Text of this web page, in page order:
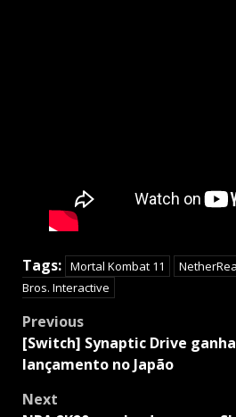
Tags: Mortal Kombat 11
Bros. Interactive
Post
navigation
Previous
[Switch] Synaptic Drive
lançamento no Japão
Next